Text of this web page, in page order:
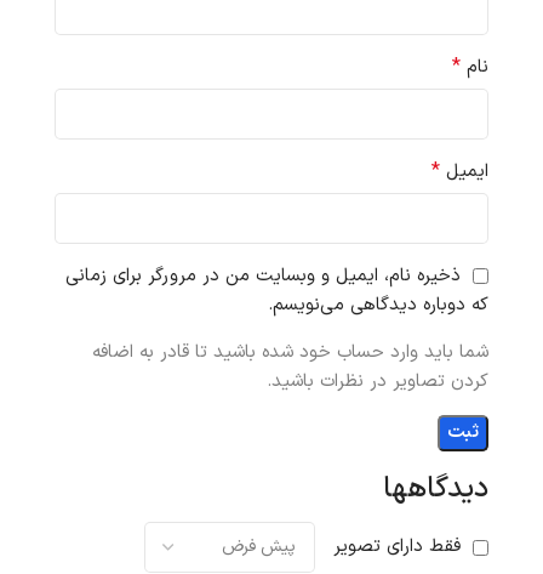
دیدگاهها
فقط دارای تصویر
نام *
ایمیل *
ذخیره نام، ایمیل و وبسایت من در مرورگر برای زمانی
که دوباره دیدگاهی می‌نویسم.
شما باید وارد حساب خود شده باشید تا قادر به اضافه
کردن تصاویر در نظرات باشید.